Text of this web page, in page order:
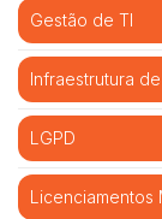
Gestão de TI
Infraestrutura de
LGPD
Licenciamentos